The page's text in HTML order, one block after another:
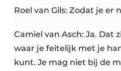
Roel van Gils: Zodat je er
Camiel van Asch: Ja. Dat
waar je feitelijk met je
kunt. Je mag niet bij de